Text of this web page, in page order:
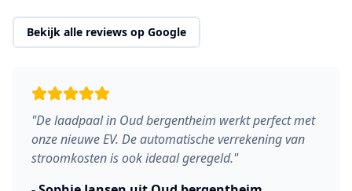
Bekijk alle reviews op Google
"De laadpaal in Oud bergentheim werkt perfect met
onze nieuwe EV. De automatische verrekening van
stroomkosten is ook ideaal geregeld."